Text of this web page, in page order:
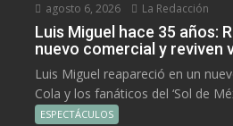
agosto 6, 2026 La Redacción
Luis Miguel hace 35 años:
nuevo comercial y reviven
Luis Miguel reapareció en un
Cola y los fanáticos del ‘Sol de
ESPECTÁCULOS